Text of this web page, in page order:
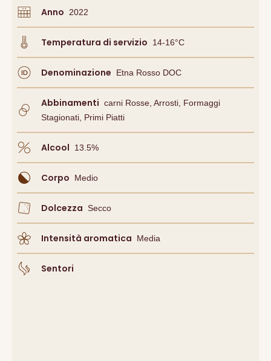
Anno 2022
Temperatura di servizio 14-16°C
Denominazione Etna Rosso DOC
Abbinamenti Carni Rosse, Arrosti, Formaggi
Stagionati, Primi Piatti
Alcool 13.5%
Corpo Medio
Dolcezza Secco
Intensità aromatica Media
Sentori